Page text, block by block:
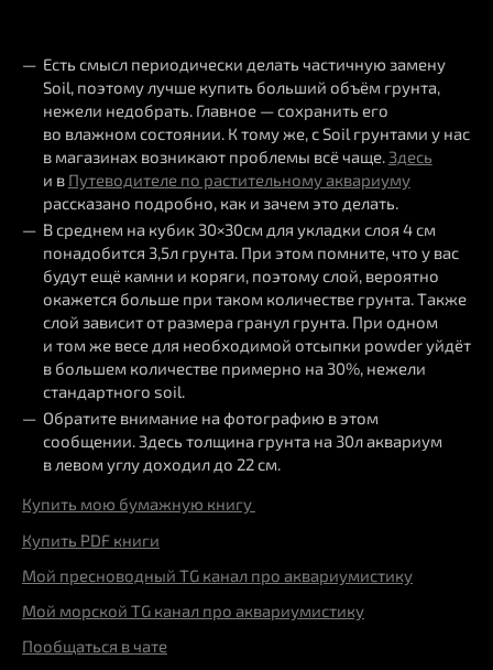
Есть смысл периодически делать частичную замену
Soil, поэтому лучше купить больший объём грунта,
нежели недобрать. Главное — сохранить его
во влажном состоянии. К тому же, с Soil грунтами у нас
в магазинах возникают проблемы всё чаще. Здесь
и в Путеводителе по растительному аквариуму
рассказано подробно, как и зачем это делать.
В среднем на кубик 30×30см для укладки слоя 4 см
понадобится 3,5л грунта. При этом помните, что у вас
будут ещё камни и коряги, поэтому слой, вероятно
окажется больше при таком количестве грунта. Также
слой зависит от размера гранул грунта. При одном
и том же весе для необходимой отсыпки powder уйдёт
в большем количестве примерно на 30%, нежели
стандартного soil.
Обратите внимание на фотографию в этом
сообщении. Здесь толщина грунта на 30л аквариум
в левом углу доходил до 22 см.
Купить мою бумажную книгу
Купить PDF книги
Мой пресноводный TG канал про аквариумистику
Мой морской TG канал про аквариумистику
Пообщаться в чате